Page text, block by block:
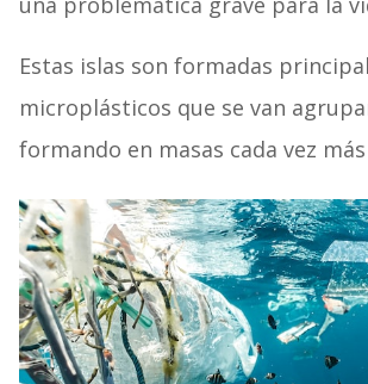
Estas islas son formadas
microplásticos que se van
formando en masas cada vez